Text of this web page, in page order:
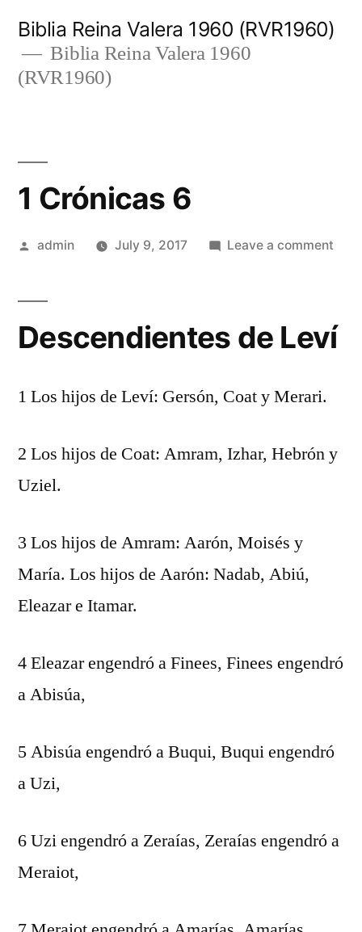
content
Biblia Reina Valera 1960 (RVR1960)
Biblia Reina Valera 1960
(RVR1960)
1 Crónicas 6
Posted
admin July 9, 2017 Leave a comment
Descendientes de Leví
1 Los hijos de Leví: Gersón, Coat y Merari.
2 Los hijos de Coat: Amram, Izhar, Hebrón y
Uziel.
3 Los hijos de Amram: Aarón, Moisés y
María. Los hijos de Aarón: Nadab, Abiú,
Eleazar e Itamar.
4 Eleazar engendró a Finees, Finees engendró
a Abisúa,
5 Abisúa engendró a Buqui, Buqui engendró
a Uzi,
6 Uzi engendró a Zeraías, Zeraías engendró a
Meraiot,